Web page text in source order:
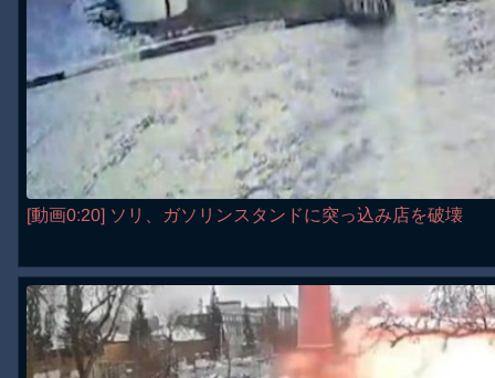
[動画0:20] ソリ、ガソリンスタンドに突っ込み店を破壊